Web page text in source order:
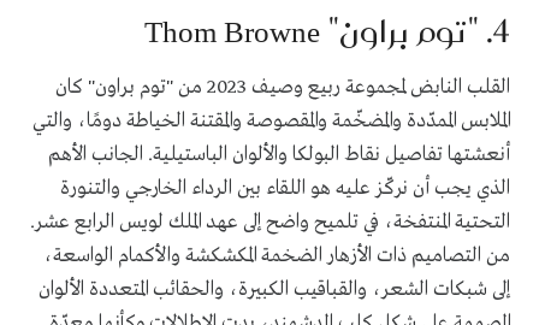
4. " توم براون"
Thom Browne
القلب النابض لمجموعة ربيع وصيف 2023 من "توم براون" كان
الملابس الممدّدة والمضخّمة والمقصوصة والمقتنة الخياطة دومًا، والتي
أنعشتها تفاصيل نقاط البولكا والألوان الباستيلية. الجانب الأهم
الذي يجب أن نركّز عليه هو اللقاء بين الرداء الخارجي والتنورة
التحتية المنتفخة، في تلميح واضح إلى عهد الملك لويس الرابع عشر.
من التصاميم ذات الأزهار الضخمة المكشكشة والأكمام الواسعة،
إلى شبكات الشعر، والقباقيب الكبيرة، والحقائب المتعددة الألوان